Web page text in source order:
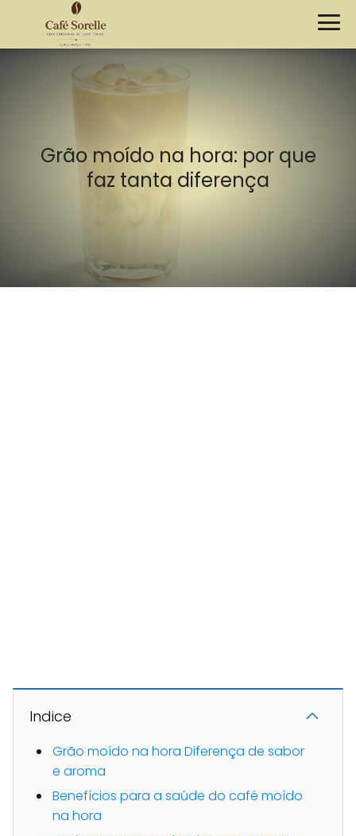
Grão moído na hora: por que
faz tanta diferença
Indice
Grão moído na hora Diferença de sabor
e aroma
Benefícios para a saúde do café moído
na hora